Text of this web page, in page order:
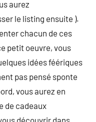
aurez
le listing ensuite ).
chacun de ces
petit oeuvre, vous
idées féériques
pas pensé sponte
vous aurez en
de cadeaux
découvrir dans